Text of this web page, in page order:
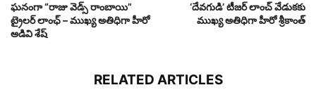
ఘనంగా “రాజు వెడ్స్ రాంబాయి”
ట్రైలర్ లాంఛ్ – ముఖ్య అతిధిగా హీరో
అడివి శేష్
‘దేవగుడి’ టీజర్ లాంచ్ వేడుకకు
ముఖ్య అతిధిగా హీరో శ్రీకాంత్
RELATED ARTICLES